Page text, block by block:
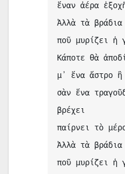
ἕναν ἀέρα
Ἀλλὰ τὰ
ποῦ μυρίζει ἡ
Κάποτε θὰ
μ᾿ ἕνα ἄστρο ἢ
σὰν ἕνα
βρέχει
παίρνει τὸ
Ἀλλὰ τὰ
ποῦ μυρίζει ἡ